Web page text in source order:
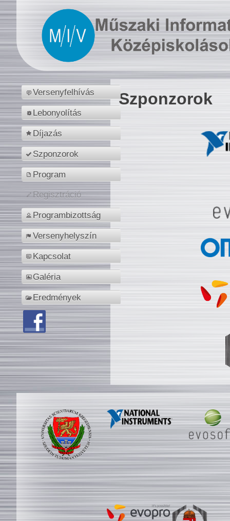
Versenyfelhívás
Lebonyolítás
Díjazás
Szponzorok
Program
Regisztráció
Programbizottság
Versenyhelyszín
Kapcsolat
Galéria
Eredmények
Szponzorok